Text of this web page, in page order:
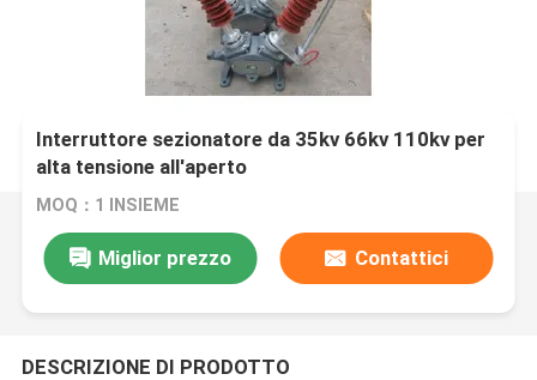
Interruttore sezionatore da 35kv 66kv 110kv per
alta tensione all'aperto
MOQ：1 INSIEME
Miglior prezzo Contattici
DESCRIZIONE DI PRODOTTO